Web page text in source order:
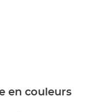
en couleurs